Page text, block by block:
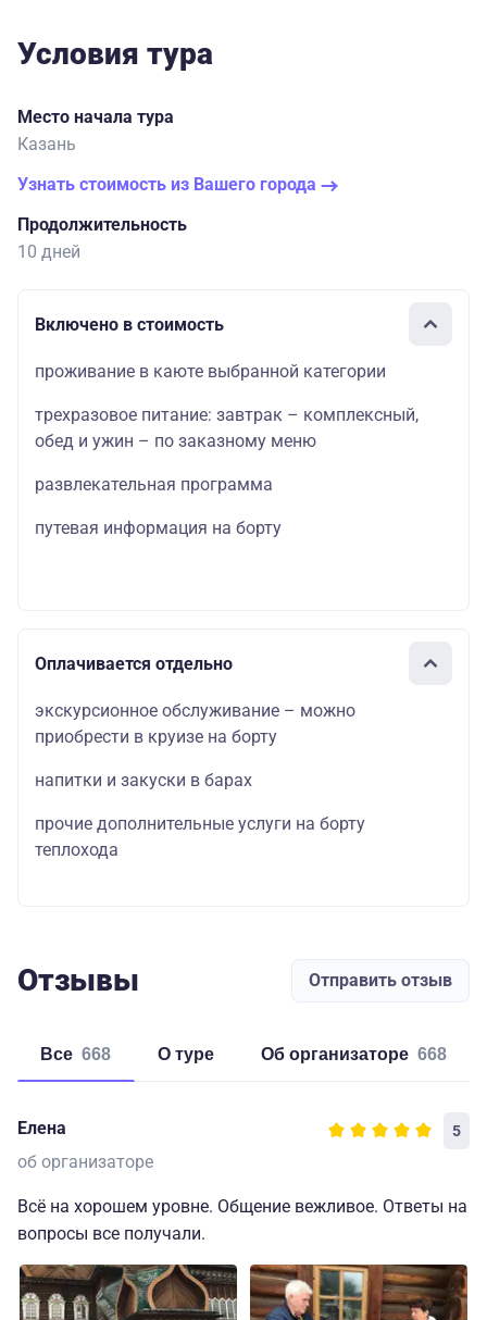
Условия тура
Место начала тура
Казань
Узнать стоимость из Вашего города
Продолжительность
10 дней
Включено в стоимость
проживание в каюте выбранной категории
трехразовое питание: завтрак – комплексный,
обед и ужин – по заказному меню
развлекательная программа
путевая информация на борту
Оплачивается отдельно
экскурсионное обслуживание – можно
приобрести в круизе на борту
напитки и закуски в барах
прочие дополнительные услуги на борту
теплохода
Отзывы Отправить отзыв
Все 668 о туре об организаторе 668
Елена 5
об организаторе
Всё на хорошем уровне. Общение вежливое. Ответы на
вопросы все получали.